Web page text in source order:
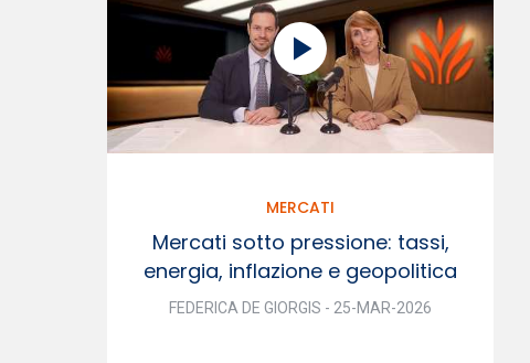
MERCATI
Mercati sotto pressione: tassi,
energia, inflazione e geopolitica
FEDERICA DE GIORGIS - 25-MAR-2026